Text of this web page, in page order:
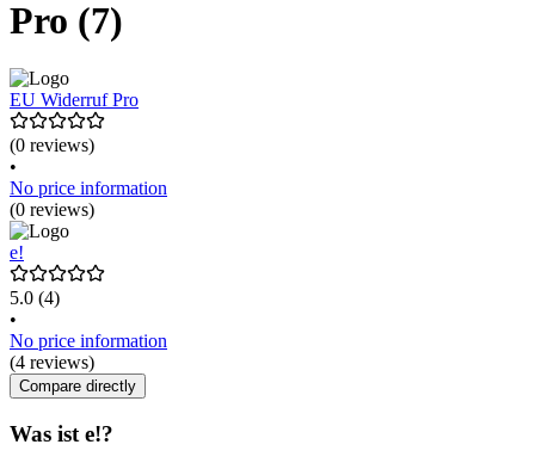
Pro (7)
EU Widerruf Pro
(0 reviews)
•
No price information
(0 reviews)
e!
5.0 (4)
•
No price information
(4 reviews)
Compare directly
Was ist e!?